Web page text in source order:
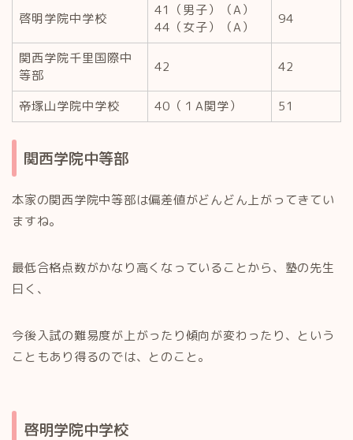
啓明学院中学校
41（男子）（A）
44（女子）（A）
94
関西学院千里国際中
等部
42 42
帝塚山学院中学校 40（１A関学） 51
関西学院中等部
本家の関西学院中等部は偏差値がどんどん上がってきてい
ますね。
最低合格点数がかなり高くなっていることから、塾の先生
曰く、
今後入試の難易度が上がったり傾向が変わったり、という
こともあり得るのでは、とのこと。
啓明学院中学校